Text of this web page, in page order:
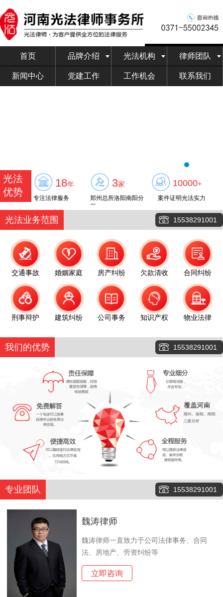
首页 品牌介绍 光法机构 律师团队
新闻中心 党建工作 工作机会 联系我们
光法
优势
18年
专注法律服务
3家
郑州总所洛阳南阳分
所
10000+
案件证明光法实力
光法业务范围 15538291001
交通事故 婚姻家庭 房产纠纷 欠款清收 合同纠纷
刑事辩护 建筑纠纷 公司事务 知识产权 物业法律
我们的优势 15538291001
专业团队 15538291001
魏涛律师
魏涛律师一直致力于公司法律事务、合同
法、房地产、劳资纠纷等
立即咨询